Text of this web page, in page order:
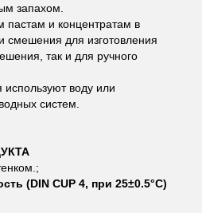
запахом.
пастам и концентратам в
смешения для изготовления
так и для ручного
используют воду или
систем.
(DIN CUP 4, при 25±0.5°C)